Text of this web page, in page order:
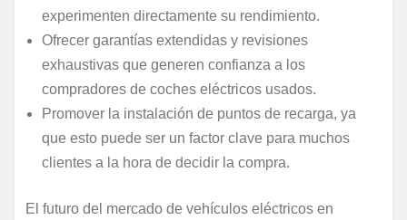
experimenten directamente su rendimiento.
Ofrecer garantías extendidas y revisiones
exhaustivas que generen confianza a los
compradores de coches eléctricos usados.
Promover la instalación de puntos de recarga, ya
que esto puede ser un factor clave para muchos
clientes a la hora de decidir la compra.
El futuro del mercado de vehículos eléctricos en